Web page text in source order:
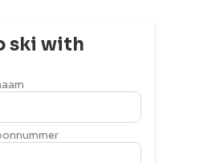
ski with